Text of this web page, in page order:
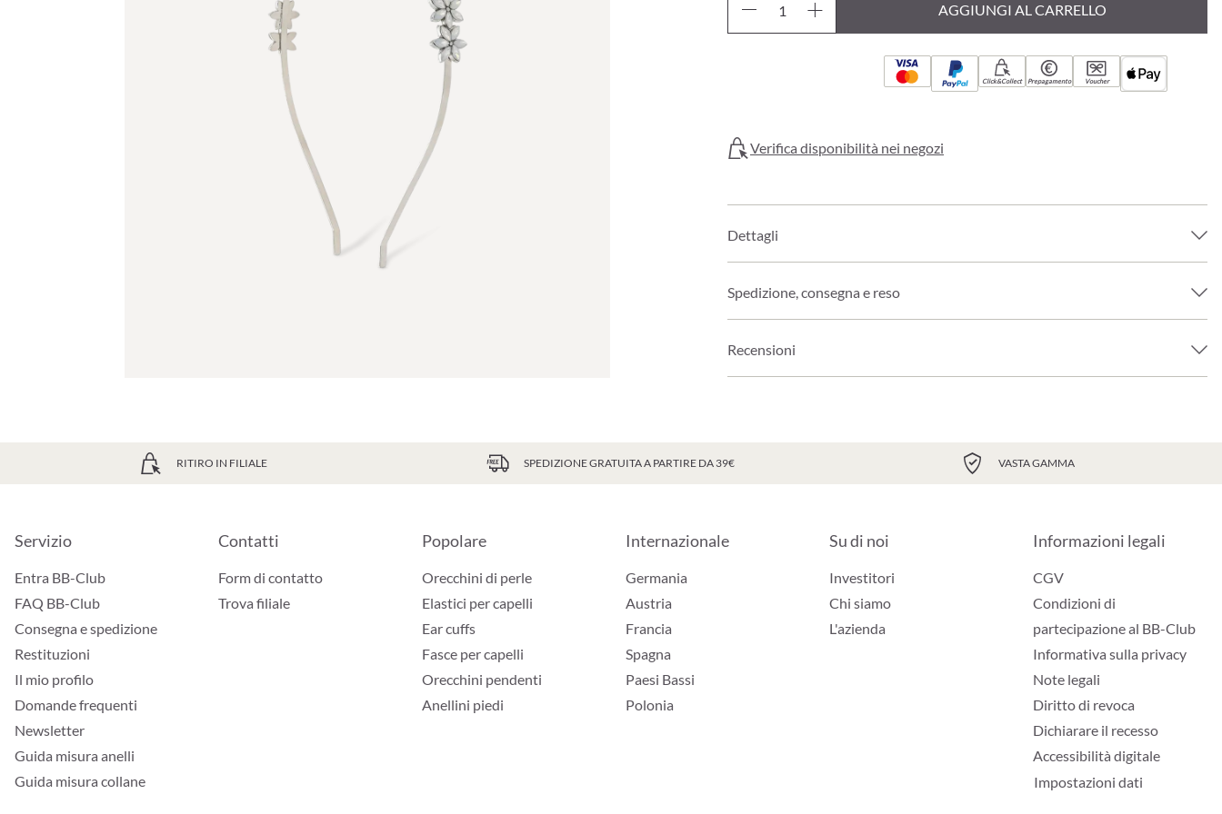
AGGIUNGI AL CARRELLO
Click&Collect Prepagamento Voucher
Verifica disponibilità nei negozi
Dettagli
Spedizione, consegna e reso
Recensioni
RITIRO IN FILIALE SPEDIZIONE GRATUITA A PARTIRE DA 39€ VASTA GAMMA
Servizio
Entra BB-Club
FAQ BB-Club
Consegna e spedizione
Restituzioni
Il mio profilo
Domande frequenti
Newsletter
Guida misura anelli
Guida misura collane
Contatti
Form di contatto
Trova filiale
Popolare
Orecchini di perle
Elastici per capelli
Ear cuffs
Fasce per capelli
Orecchini pendenti
Anellini piedi
Internazionale
Germania
Austria
Francia
Spagna
Paesi Bassi
Polonia
Su di noi
Investitori
Chi siamo
L'azienda
Informazioni legali
CGV
Condizioni di
partecipazione al BB-Club
Informativa sulla privacy
Note legali
Diritto di revoca
Dichiarare il recesso
Accessibilità digitale
Impostazioni dati